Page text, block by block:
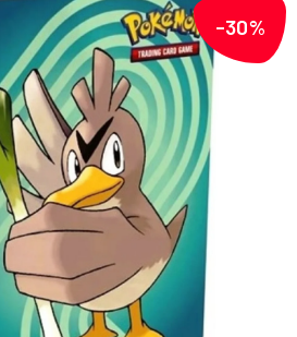
-30%